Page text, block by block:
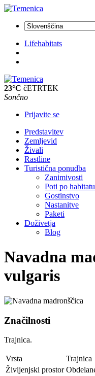
Lifehabitats
23°C čETRTEK
Sončno
Prijavite se
Predstavitev
Zemljevid
Živali
Rastline
Turistična ponudba
Zanimivosti
Poti po habitatu
Gostinstvo
Nastanitve
Paketi
Doživetja
Blog
Navadna
vulgaris
Značilnosti
Trajnica.
Vrsta
Trajnica
Življenjski prostor